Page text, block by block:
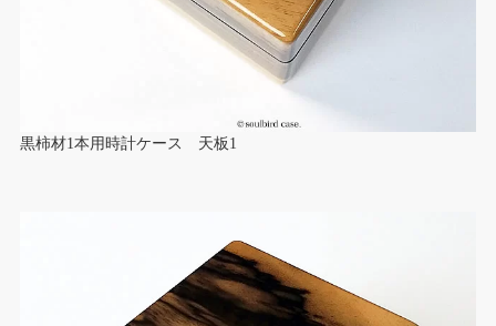
黒柿材1本用時計ケース 天板1